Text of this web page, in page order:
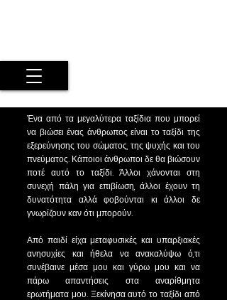
Ένα από τα μεγαλύτερα ταξίδια που μπορεί
να βιώσει ένας άνθρωπος είναι το ταξίδι της
εξερεύνησης του σώματος, της ψυχής και του
πνεύματος. Κάποιοι άνθρωποι δε θα βιώσουν
ποτέ αυτό το ταξίδι. Άλλοι χάνονται στη
συνεχή πάλη για επιβίωση, άλλοι έχουν τη
δυνατότητα αλλά φοβούνται κι άλλοι δε
γνωρίζουν καν ότι μπορούν.
Από παιδί είχα μεταφυσικές και υπαρξιακές
ανησυχίες και ήθελα να ανακαλύψω ό,τι
συνέβαινε μέσα μου και γύρω μου και να
πάρω απαντήσεις στα αναρίθμητα
ερωτήματα μου. Ξεκίνησα αυτό το ταξίδι από